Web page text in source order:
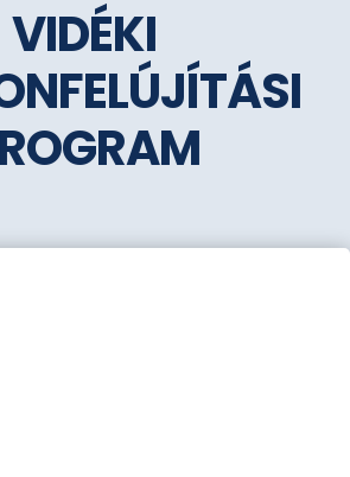
VIDÉKI